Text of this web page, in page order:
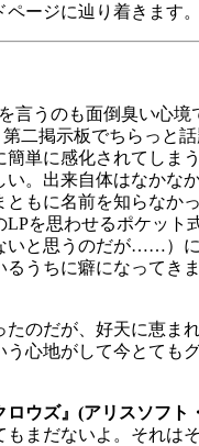
ージに辿り着きます
うのも面倒臭い心
第二掲示板でちらっと
単に感化されてしまう
。出来自体はなかな
もに名前を知らな
を思わせるポケッ
と思うのだが……）
るうちに癖になって
のだが、好天に恵ま
心地がして今とて
ロウズ』(アリスソフト
まだないよ。それは